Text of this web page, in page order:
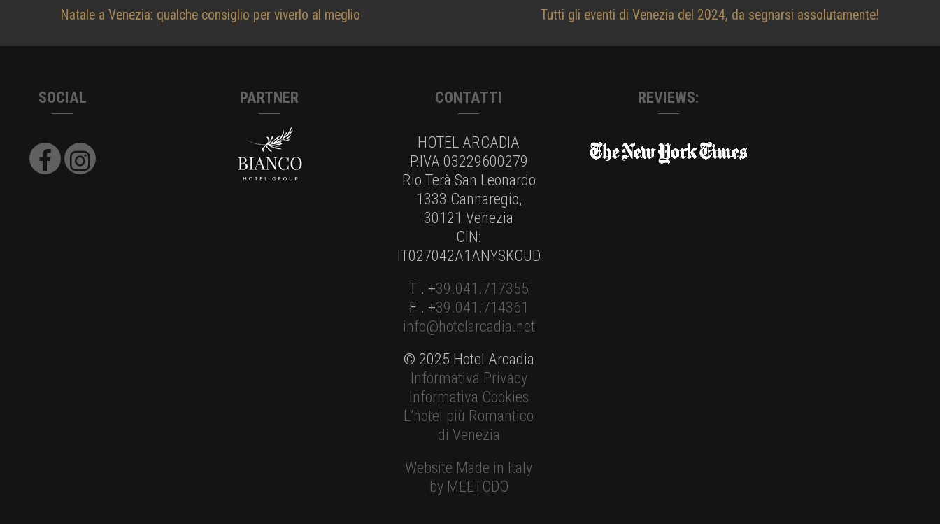
Navigazione
articoli
Natale a Venezia: qualche consiglio per viverlo al meglio Tutti gli eventi di Venezia del 2024, da segnarsi assolutamente!
SOCIAL PARTNER CONTATTI
HOTEL ARCADIA
P.IVA 03229600279
Rio Terà San Leonardo
1333 Cannaregio,
30121 Venezia
CIN:
IT027042A1ANYSKCUD
T . +39.041.717355
F . +39.041.714361
info@hotelarcadia.net
© 2025 Hotel Arcadia
Informativa Privacy
Informativa Cookies
L’hotel più Romantico
di Venezia
Website Made in Italy
by MEETODO
REVIEWS: